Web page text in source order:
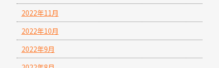
2022年11月
2022年10月
2022年9月